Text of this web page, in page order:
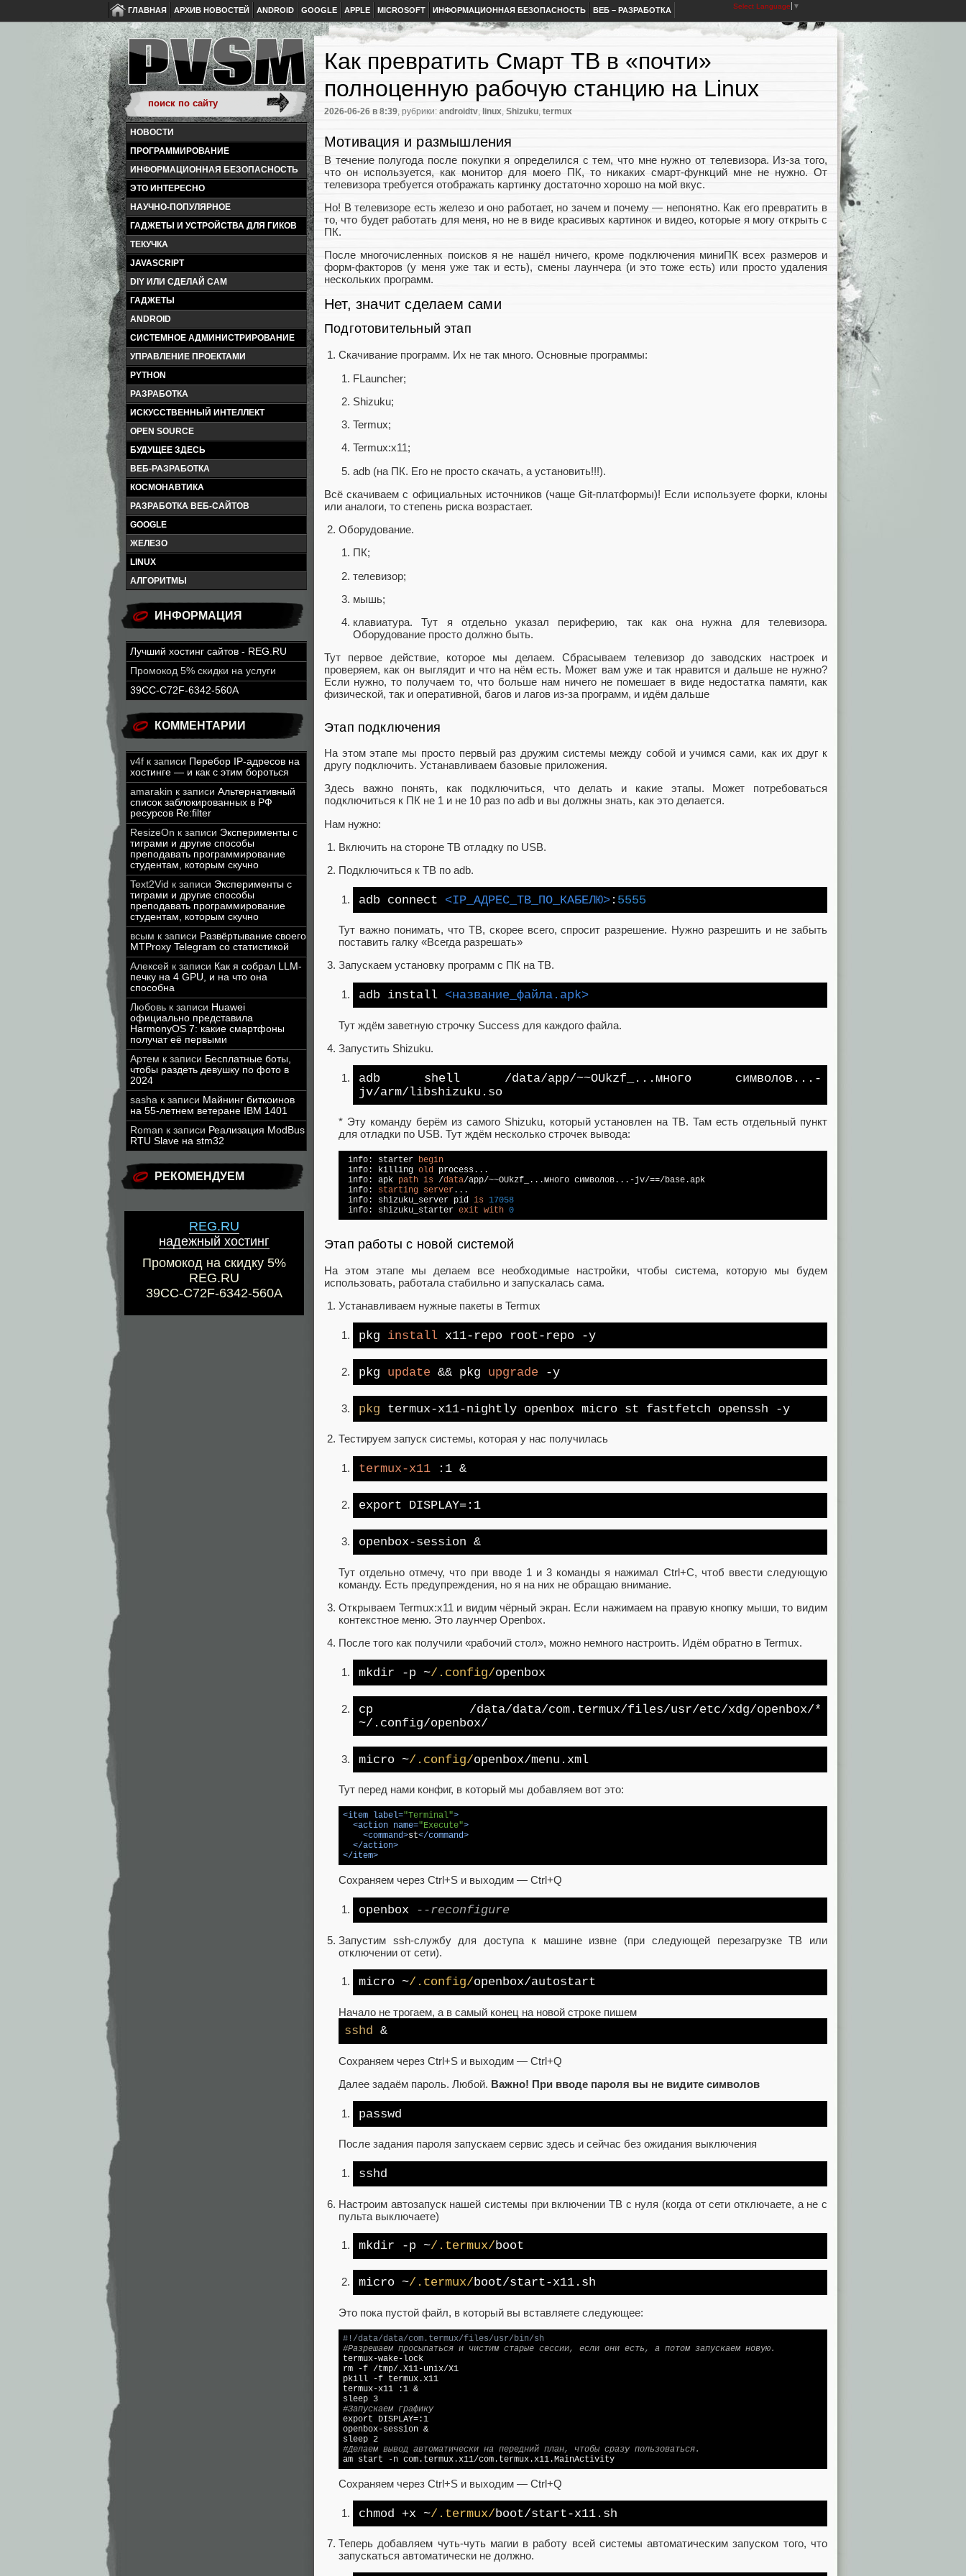
ГЛАВНАЯ АРХИВ НОВОСТЕЙ ANDROID GOOGLE APPLE MICROSOFT ИНФОРМАЦИОННАЯ БЕЗОПАСНОСТЬ ВЕБ – РАЗРАБОТКА Select Language ▼
НОВОСТИ
ПРОГРАММИРОВАНИЕ
ИНФОРМАЦИОННАЯ БЕЗОПАСНОСТЬ
ЭТО ИНТЕРЕСНО
НАУЧНО-ПОПУЛЯРНОЕ
ГАДЖЕТЫ И УСТРОЙСТВА ДЛЯ ГИКОВ
ТЕКУЧКА
JAVASCRIPT
DIY ИЛИ СДЕЛАЙ САМ
ГАДЖЕТЫ
ANDROID
СИСТЕМНОЕ АДМИНИСТРИРОВАНИЕ
УПРАВЛЕНИЕ ПРОЕКТАМИ
PYTHON
РАЗРАБОТКА
ИСКУССТВЕННЫЙ ИНТЕЛЛЕКТ
OPEN SOURCE
БУДУЩЕЕ ЗДЕСЬ
ВЕБ-РАЗРАБОТКА
КОСМОНАВТИКА
РАЗРАБОТКА ВЕБ-САЙТОВ
GOOGLE
ЖЕЛЕЗО
LINUX
АЛГОРИТМЫ
ИНФОРМАЦИЯ
Лучший хостинг сайтов - REG.RU
Промокод 5% скидки на услуги
39CC-C72F-6342-560A
КОММЕНТАРИИ
v4f к записи Перебор IP-адресов на
хостинге — и как с этим бороться
amarakin к записи Альтернативный
список заблокированных в РФ
ресурсов Re:filter
ResizeOn к записи Эксперименты с
тиграми и другие способы
преподавать программирование
студентам, которым скучно
Text2Vid к записи Эксперименты с
тиграми и другие способы
преподавать программирование
студентам, которым скучно
всым к записи Развёртывание своего
MTProxy Telegram со статистикой
Алексей к записи Как я собрал LLM-
печку на 4 GPU, и на что она
способна
Любовь к записи Huawei
официально представила
HarmonyOS 7: какие смартфоны
получат её первыми
Артем к записи Бесплатные боты,
чтобы раздеть девушку по фото в
2024
sasha к записи Майнинг биткоинов
на 55-летнем ветеране IBM 1401
Roman к записи Реализация ModBus
RTU Slave на stm32
РЕКОМЕНДУЕМ
REG.RU
надежный хостинг
Промокод на скидку 5%
REG.RU
39CC-C72F-6342-560A
Как превратить Смарт ТВ в «почти»
полноценную рабочую станцию на Linux
2026-06-26 в 8:39, рубрики: androidtv, linux, Shizuku, termux
Мотивация и размышления
В течение полугода после покупки я определился с тем, что мне нужно от телевизора. Из-за того,
что он используется, как монитор для моего ПК, то никаких смарт-функций мне не нужно. От
телевизора требуется отображать картинку достаточно хорошо на мой вкус.
Но! В телевизоре есть железо и оно работает, но зачем и почему — непонятно. Как его превратить в
то, что будет работать для меня, но не в виде красивых картинок и видео, которые я могу открыть с
ПК.
После многочисленных поисков я не нашёл ничего, кроме подключения миниПК всех размеров и
форм-факторов (у меня уже так и есть), смены лаунчера (и это тоже есть) или просто удаления
нескольких программ.
Нет, значит сделаем сами
Подготовительный этап
Скачивание программ. Их не так много. Основные программы:
FLauncher;
Shizuku;
Termux;
Termux:x11;
adb (на ПК. Его не просто скачать, а установить!!!).
Всё скачиваем с официальных источников (чаще Git-платформы)! Если используете форки, клоны
или аналоги, то степень риска возрастает.
Оборудование.
ПК;
телевизор;
мышь;
клавиатура. Тут я отдельно указал периферию, так как она нужна для телевизора.
Оборудование просто должно быть.
Тут первое действие, которое мы делаем. Сбрасываем телевизор до заводских настроек и
проверяем, как он выглядит и что на нём есть. Может вам уже и так нравится и дальше не нужно?
Если нужно, то получаем то, что больше нам ничего не помешает в виде недостатка памяти, как
физической, так и оперативной, багов и лагов из-за программ, и идём дальше
Этап подключения
На этом этапе мы просто первый раз дружим системы между собой и учимся сами, как их друг к
другу подключить. Устанавливаем базовые приложения.
Здесь важно понять, как подключиться, что делать и какие этапы. Может потребоваться
подключиться к ПК не 1 и не 10 раз по adb и вы должны знать, как это делается.
Нам нужно:
Включить на стороне ТВ отладку по USB.
Подключиться к ТВ по adb.
adb connect <IP_АДРЕС_ТВ_ПО_КАБЕЛЮ> : 5555
Тут важно понимать, что ТВ, скорее всего, спросит разрешение. Нужно разрешить и не забыть
поставить галку «Всегда разрешать»
Запускаем установку программ с ПК на ТВ.
adb install <название_файла.apk>
Тут ждём заветную строчку Success для каждого файла.
Запустить Shizuku.
adb shell /data/app/~~OUkzf_...много символов...-
jv/arm/libshizuku.so
* Эту команду берём из самого Shizuku, который установлен на ТВ. Там есть отдельный пункт
для отладки по USB. Тут ждём несколько строчек вывода:
info: starter begin
info: killing old process...
info: apk path is /data/app/~~OUkzf_...много символов...-jv/==/base.apk
info: starting server...
info: shizuku_server pid is
17058
info: shizuku_starter exit with 0
Этап работы с новой системой
На этом этапе мы делаем все необходимые настройки, чтобы система, которую мы будем
использовать, работала стабильно и запускалась сама.
Устанавливаем нужные пакеты в Termux
pkg install x11-repo root-repo -y
pkg update && pkg upgrade -y
pkg termux-x11-nightly openbox micro st fastfetch openssh -y
Тестируем запуск системы, которая у нас получилась
termux-x11 :1 &
export DISPLAY=:1
openbox-session &
Тут отдельно отмечу, что при вводе 1 и 3 команды я нажимал Ctrl+C, чтоб ввести следующую
команду. Есть предупреждения, но я на них не обращаю внимание.
Открываем Termux:x11 и видим чёрный экран. Если нажимаем на правую кнопку мыши, то видим
контекстное меню. Это лаунчер Openbox.
После того как получили «рабочий стол», можно немного настроить. Идём обратно в Termux.
mkdir -p ~/.config/openbox
cp /data/data/com.termux/files/usr/etc/xdg/openbox/*
~/.config/openbox/
micro ~/.config/openbox/menu.xml
Тут перед нами конфиг, в который мы добавляем вот это:
<item label="Terminal">
<action name="Execute">
<command>st</command>
</action>
</item>
Сохраняем через Ctrl+S и выходим — Ctrl+Q
openbox --reconfigure
Запустим ssh-службу для доступа к машине извне (при следующей перезагрузке ТВ или
отключении от сети).
micro ~/.config/openbox/autostart
Начало не трогаем, а в самый конец на новой строке пишем
sshd &
Сохраняем через Ctrl+S и выходим — Ctrl+Q
Далее задаём пароль. Любой. Важно! При вводе пароля вы не видите символов
passwd
После задания пароля запускаем сервис здесь и сейчас без ожидания выключения
sshd
Настроим автозапуск нашей системы при включении ТВ с нуля (когда от сети отключаете, а не с
пульта выключаете)
mkdir -p ~/.termux/boot
micro ~/.termux/boot/start-x11.sh
Это пока пустой файл, в который вы вставляете следующее:
#!/data/data/com.termux/files/usr/bin/sh
#Разрешаем просыпаться и чистим старые сессии, если они есть, а потом запускаем новую.
termux-wake-lock
rm
-f /tmp/.X11-unix/X1
pkill
-f termux.x11
termux-x11 :1 &
#Запускаем графику
export DISPLAY=:1
openbox-session &
#Делаем вывод автоматически на передний план, чтобы сразу пользоваться.
Сохраняем через Ctrl+S и выходим — Ctrl+Q
chmod +x ~/.termux/ boot/start-x11.sh
Теперь добавляем чуть-чуть магии в работу всей системы автоматическим запуском того, что
запускаться автоматически не должно.